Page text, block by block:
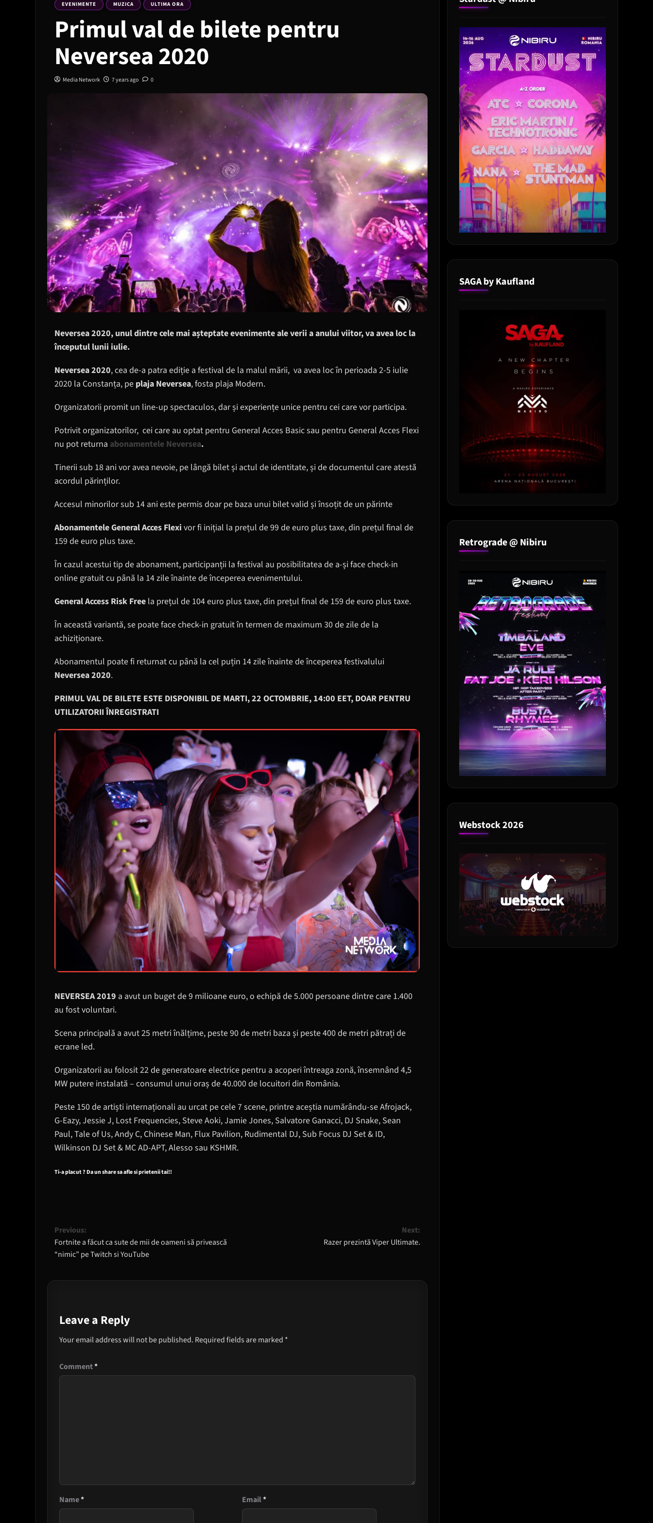
EVENIMENTE MUZICA ULTIMA ORA
Primul val de bilete pentru
Neversea 2020
Media Network 7 years ago 0
Neversea 2020, unul dintre cele mai așteptate evenimente ale verii a anului viitor, va avea loc la
începutul lunii iulie.
Neversea 2020, cea de-a patra ediție a festival de la malul mării, va avea loc în perioada 2-5 iulie
2020 la Constanța, pe plaja Neversea, fosta plaja Modern.
Organizatorii promit un line-up spectaculos, dar și experiențe unice pentru cei care vor participa.
Potrivit organizatorilor, cei care au optat pentru General Acces Basic sau pentru General Acces Flexi
nu pot returna abonamentele Neversea.
Tinerii sub 18 ani vor avea nevoie, pe lângă bilet și actul de identitate, și de documentul care atestă
acordul părinților.
Accesul minorilor sub 14 ani este permis doar pe baza unui bilet valid și însoțit de un părinte
Abonamentele General Acces Flexi vor fi inițial la prețul de 99 de euro plus taxe, din prețul final de
159 de euro plus taxe.
În cazul acestui tip de abonament, participanții la festival au posibilitatea de a-și face check-in
online gratuit cu până la 14 zile înainte de începerea evenimentului.
General Access Risk Free la prețul de 104 euro plus taxe, din prețul final de 159 de euro plus taxe.
În această variantă, se poate face check-in gratuit în termen de maximum 30 de zile de la
achiziționare.
Abonamentul poate fi returnat cu până la cel puțin 14 zile înainte de începerea festivalului
Neversea 2020.
PRIMUL VAL DE BILETE ESTE DISPONIBIL DE MARTI, 22 OCTOMBRIE, 14:00 EET, DOAR PENTRU
UTILIZATORII ÎNREGISTRATI
NEVERSEA 2019 a avut un buget de 9 milioane euro, o echipă de 5.000 persoane dintre care 1.400
au fost voluntari.
Scena principală a avut 25 metri înălțime, peste 90 de metri baza și peste 400 de metri pătrați de
ecrane led.
Organizatorii au folosit 22 de generatoare electrice pentru a acoperi întreaga zonă, însemnând 4,5
MW putere instalată – consumul unui oraș de 40.000 de locuitori din România.
Peste 150 de artiști internaționali au urcat pe cele 7 scene, printre aceștia numărându-se Afrojack,
G-Eazy, Jessie J, Lost Frequencies, Steve Aoki, Jamie Jones, Salvatore Ganacci, DJ Snake, Sean
Paul, Tale of Us, Andy C, Chinese Man, Flux Pavilion, Rudimental DJ, Sub Focus DJ Set & ID,
Wilkinson DJ Set & MC AD-APT, Alesso sau KSHMR.
Ti-a placut ? Da un share sa afle si prietenii tai!!
Post
navigation
Previous:
Fortnite a făcut ca sute de mii de oameni să privească
“nimic” pe Twitch si YouTube
Next:
Razer prezintă Viper Ultimate.
Leave a Reply
Your email address will not be published. Required fields are marked *
Comment*
Name* Email*
SAGA by Kaufland
Retrograde @ Nibiru
Webstock 2026